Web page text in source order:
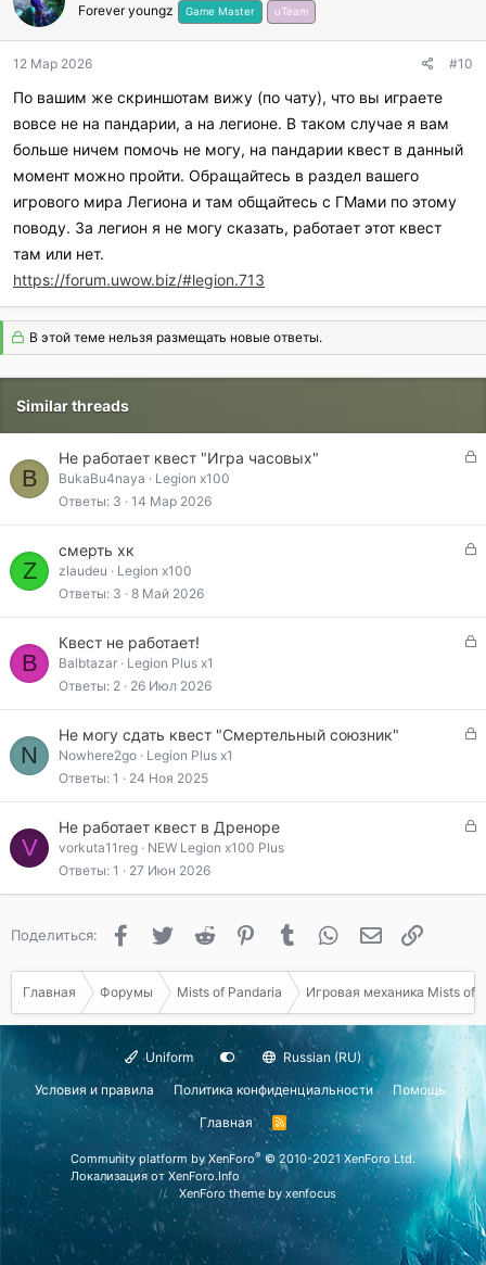
Forever youngz
Game Master uTeam
12 Мар 2026 #10
По вашим же скриншотам вижу (по чату), что вы играете
вовсе не на пандарии, а на легионе. В таком случае я вам
больше ничем помочь не могу, на пандарии квест в данный
момент можно пройти. Обращайтесь в раздел вашего
игрового мира Легиона и там общайтесь с ГМами по этому
поводу. За легион я не могу сказать, работает этот квест
там или нет.
https://forum.uwow.biz/#legion.713
В этой теме нельзя размещать новые ответы.
Similar threads
B
З
т
Не работает квест "Игра часовых"
BukaBu4naya
Legion x100
Ответы 3 14 Мар 2026
Z
З
т
смерть хк
zlaudeu
Legion x100
Ответы 3 8 Май 2026
B
З
т
Квест не работает!
Balbtazar
Legion Plus x1
Ответы 2 26 Июл 2026
N
З
т
Не могу сдать квест "Смертельный союзник"
Nowhere2go
Legion Plus x1
Ответы 1 24 Ноя 2025
V
З
Не работает квест в Дреноре
vorkuta11reg
NEW Legion x100 Plus
Ответы 1 27 Июн 2026
Поделиться: FacebookTwitter Reddit PinterestTumblr WhatsAppЭлектронная
Главная Форумы Mists of Pandaria Игровая механика Mists of
Uniform
Russian (RU)
Условия и правила
Политика конфиденциальности
Помощь
Главная
R
S
S
Community platform by XenForo® © 2010-2021 XenForo Ltd.
Локализация отXenForo.Info
XenForo themeby xenfocus